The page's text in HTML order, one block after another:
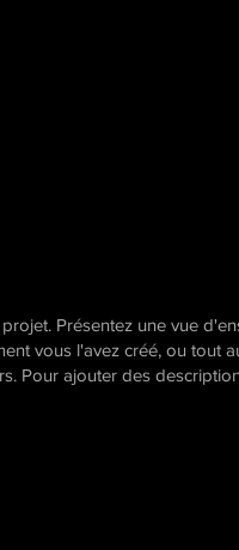
Présentez une vue
vous l'avez créé, ou tout
Pour ajouter des